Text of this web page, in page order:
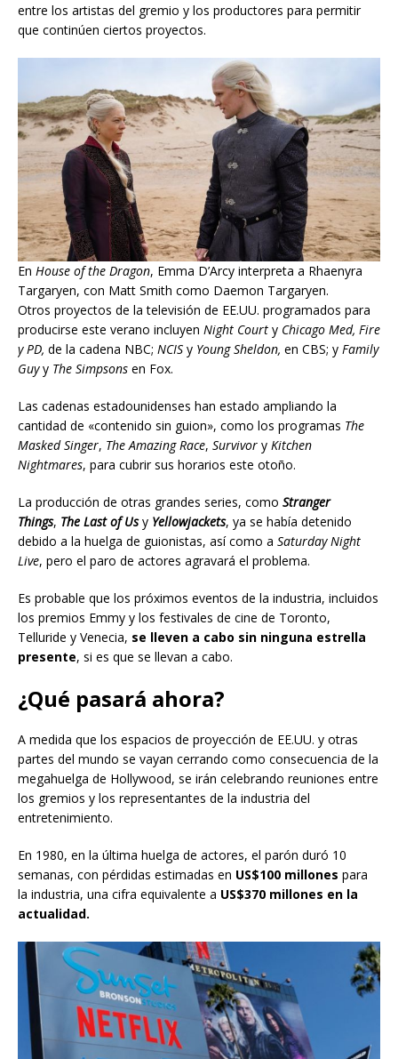
entre los artistas del gremio y los productores para permitir
que continúen ciertos proyectos.
En House of the Dragon, Emma D’Arcy interpreta a Rhaenyra
Targaryen, con Matt Smith como Daemon Targaryen.
Otros proyectos de la televisión de EE.UU. programados para
producirse este verano incluyen Night Court y Chicago Med, Fire
y PD, de la cadena NBC; NCIS y Young Sheldon, en CBS; y Family
Guyy The Simpsons en Fox.
Las cadenas estadounidenses han estado ampliando la
cantidad de «contenido sin guion», como los programas The
Masked Singer, The Amazing Race, Survivor y Kitchen
Nightmares, para cubrir sus horarios este otoño.
La producción de otras grandes series, como Stranger
Things, The Last of Usy Yellowjackets, ya se había detenido
debido a la huelga de guionistas, así como a Saturday Night
Live, pero el paro de actores agravará el problema.
Es probable que los próximos eventos de la industria, incluidos
los premios Emmy y los festivales de cine de Toronto,
Telluride y Venecia, se lleven a cabo sin ninguna estrella
presente, si es que se llevan a cabo.
¿Qué pasará ahora?
A medida que los espacios de proyección de EE.UU. y otras
partes del mundo se vayan cerrando como consecuencia de la
megahuelga de Hollywood, se irán celebrando reuniones entre
los gremios y los representantes de la industria del
entretenimiento.
En 1980, en la última huelga de actores, el parón duró 10
semanas, con pérdidas estimadas en US$100 millones para
la industria, una cifra equivalente a US$370 millones en la
actualidad.